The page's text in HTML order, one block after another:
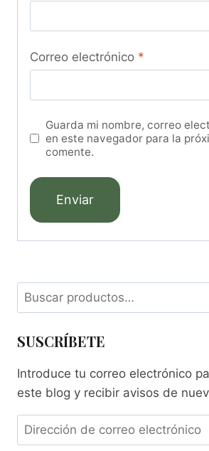
Correo electrónico *
Guarda mi nombre, correo
en este navegador para la
comente.
SUSCRÍBETE
Introduce tu correo electrónico
este blog y recibir avisos de